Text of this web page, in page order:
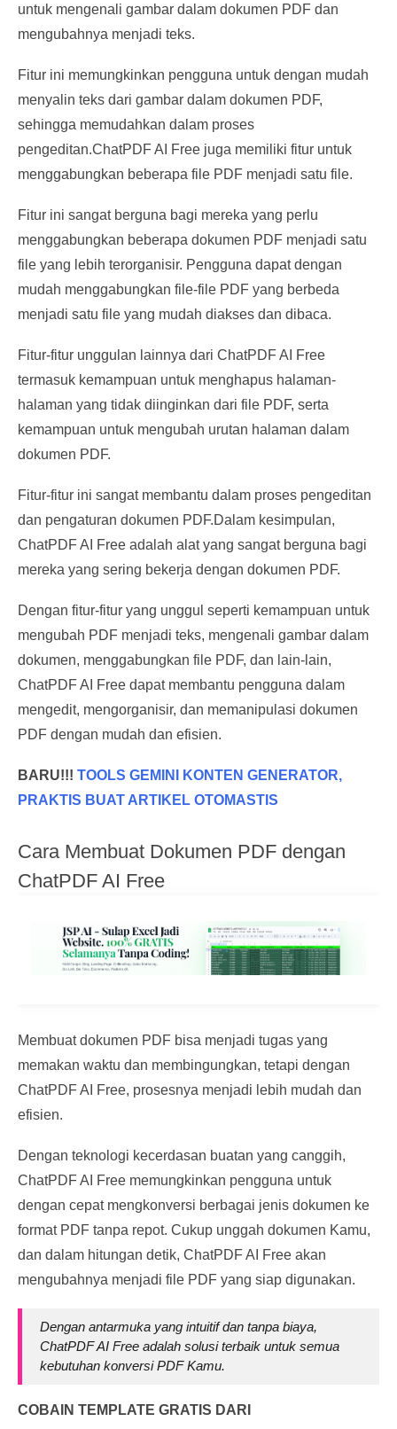
untuk mengenali gambar dalam dokumen PDF dan
mengubahnya menjadi teks.
Fitur ini memungkinkan pengguna untuk dengan mudah
menyalin teks dari gambar dalam dokumen PDF,
sehingga memudahkan dalam proses
pengeditan.ChatPDF AI Free juga memiliki fitur untuk
menggabungkan beberapa file PDF menjadi satu file.
Fitur ini sangat berguna bagi mereka yang perlu
menggabungkan beberapa dokumen PDF menjadi satu
file yang lebih terorganisir. Pengguna dapat dengan
mudah menggabungkan file-file PDF yang berbeda
menjadi satu file yang mudah diakses dan dibaca.
Fitur-fitur unggulan lainnya dari ChatPDF AI Free
termasuk kemampuan untuk menghapus halaman-
halaman yang tidak diinginkan dari file PDF, serta
kemampuan untuk mengubah urutan halaman dalam
dokumen PDF.
Fitur-fitur ini sangat membantu dalam proses pengeditan
dan pengaturan dokumen PDF.Dalam kesimpulan,
ChatPDF AI Free adalah alat yang sangat berguna bagi
mereka yang sering bekerja dengan dokumen PDF.
Dengan fitur-fitur yang unggul seperti kemampuan untuk
mengubah PDF menjadi teks, mengenali gambar dalam
dokumen, menggabungkan file PDF, dan lain-lain,
ChatPDF AI Free dapat membantu pengguna dalam
mengedit, mengorganisir, dan memanipulasi dokumen
PDF dengan mudah dan efisien.
BARU!!! TOOLS GEMINI KONTEN GENERATOR,
PRAKTIS BUAT ARTIKEL OTOMASTIS
Cara Membuat Dokumen PDF dengan
ChatPDF AI Free
Membuat dokumen PDF bisa menjadi tugas yang
memakan waktu dan membingungkan, tetapi dengan
ChatPDF AI Free, prosesnya menjadi lebih mudah dan
efisien.
Dengan teknologi kecerdasan buatan yang canggih,
ChatPDF AI Free memungkinkan pengguna untuk
dengan cepat mengkonversi berbagai jenis dokumen ke
format PDF tanpa repot. Cukup unggah dokumen Kamu,
dan dalam hitungan detik, ChatPDF AI Free akan
mengubahnya menjadi file PDF yang siap digunakan.
Dengan antarmuka yang intuitif dan tanpa biaya,
ChatPDF AI Free adalah solusi terbaik untuk semua
kebutuhan konversi PDF Kamu.
COBAIN TEMPLATE GRATIS DARI